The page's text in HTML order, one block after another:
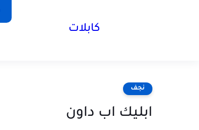
كابلات
نجف
ابليك اب داون